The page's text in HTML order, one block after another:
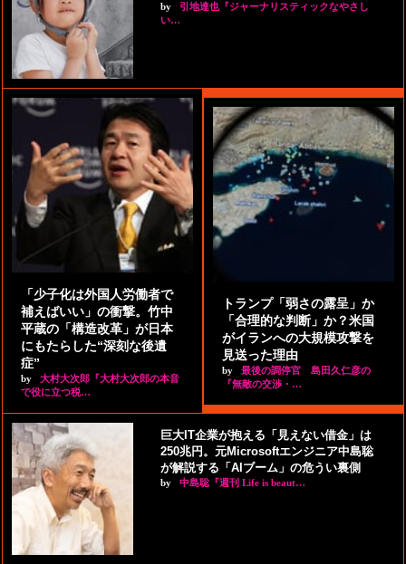
by
引地達也『ジャーナリスティックなやさし
い…
「少子化は外国人労働者で
補えばいい」の衝撃。竹中
平蔵の「構造改革」が日本
にもたらした“深刻な後遺
症”
by
大村大次郎『大村大次郎の本音
で役に立つ税…
トランプ「弱さの露呈」か
「合理的な判断」か？米国
がイランへの大規模攻撃を
見送った理由
by
最後の調停官 島田久仁彦の
『無敵の交渉・…
巨大IT企業が抱える「見えない借金」は
250兆円。元Microsoftエンジニア中島聡
が解説する「AIブーム」の危うい裏側
by 中島聡『週刊 Life is beaut…